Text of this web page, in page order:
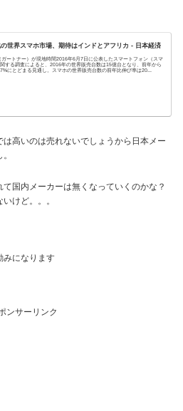
の世界スマホ市場、期待はインドとアフリカ - 日本経済
ガートナー）が現地時間2016年6月7日に公表したスマートフォン（スマ
する調査によると、2016年の世界販売台数は15億台となり、前年から
にとどまる見通し。スマホの世界販売台数の前年比伸び率は20...
高いのは売れないでしょうから日本メー
国内メーカーは無くなっていくのかな？
けど。。。
みになります
ンサーリンク